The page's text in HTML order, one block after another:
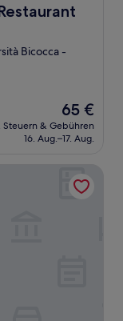
Bicocca -
Der
Preis
beträgt
65 €
Steuern & Gebühren
16. Aug.–17. Aug.